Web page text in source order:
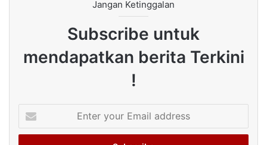
Jangan Ketinggalan
Subscribe untuk
mendapatkan berita Terkini
!
your
Email